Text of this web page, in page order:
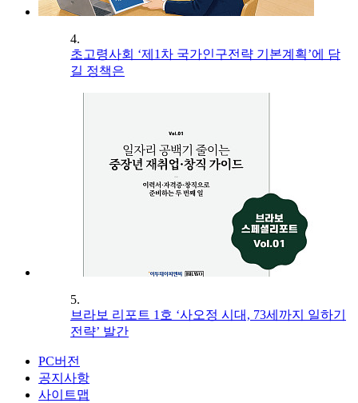
4.
초고령사회 ‘제1차 국가인구전략 기본계획’에 담
길 정책은
5.
브라보 리포트 1호 ‘사오정 시대, 73세까지 일하기
전략’ 발간
PC버전
공지사항
사이트맵